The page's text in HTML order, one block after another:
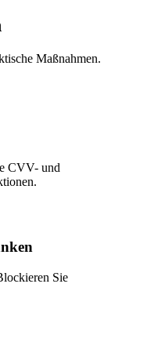
Maßnahmen.
CVV- und
Sie